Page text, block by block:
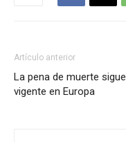
Artículo anterior
La pena de muerte sigue
vigente en Europa